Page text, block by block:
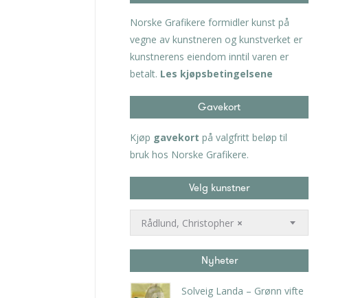
Norske Grafikere formidler kunst på
vegne av kunstneren og kunstverket er
kunstnerens eiendom inntil varen er
betalt. Les kjøpsbetingelsene
Gavekort
Kjøp gavekort på valgfritt beløp til
bruk hos Norske Grafikere.
Velg kunstner
×
Rådlund, Christopher
Nyheter
Solveig Landa – Grønn vifte